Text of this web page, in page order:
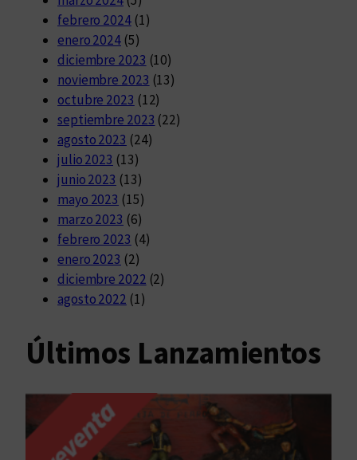
febrero 2024(1)
enero 2024 (5)
diciembre 2023 (10)
noviembre 2023 (13)
octubre 2023 (12)
septiembre 2023 (22)
agosto 2023 (24)
julio 2023 (13)
junio 2023 (13)
mayo 2023 (15)
marzo 2023 (6)
febrero 2023 (4)
enero 2023 (2)
diciembre 2022 (2)
agosto 2022 (1)
Últimos Lanzamientos